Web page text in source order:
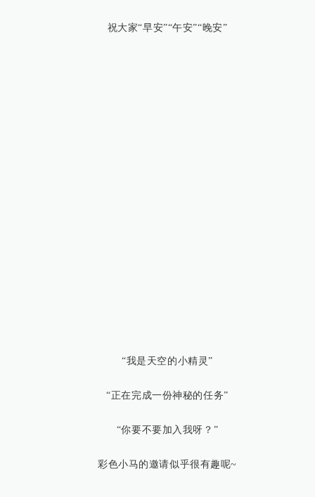
祝大家“早安”“午安”“晚安”
“我是天空的小精灵”
“正在完成一份神秘的任务”
“你要不要加入我呀？”
彩色小马的邀请似乎很有趣呢~